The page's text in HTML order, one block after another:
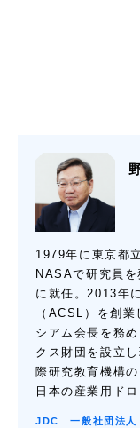
1979年に東京都
NASAで研究員
に就任。2013年
（ACSL）を創
シアム会長を務
クス財団を設立
際研究教育機構
日本の産業用ド
JDC 一般社団法人